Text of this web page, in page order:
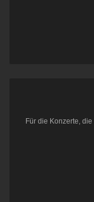
Für die Konzerte,